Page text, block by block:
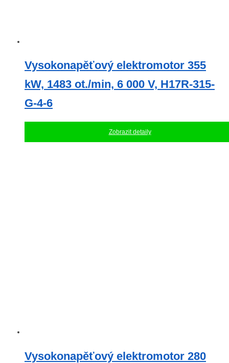
Vysokonapěťový elektromotor 355
kW, 1483 ot./min, 6 000 V, H17R-315-
G-4-6
Zobrazit detaily
Vysokonapěťový elektromotor 280